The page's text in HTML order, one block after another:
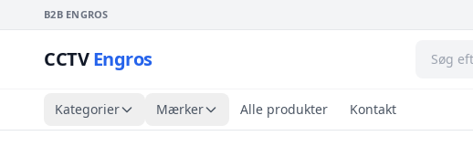
B2B ENGROS
CCTVEngros
Kategorier Mærker Alle produkter Kontakt